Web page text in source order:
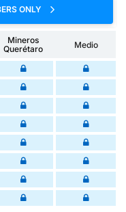
ONLY
Mineros
Querétaro
Medio